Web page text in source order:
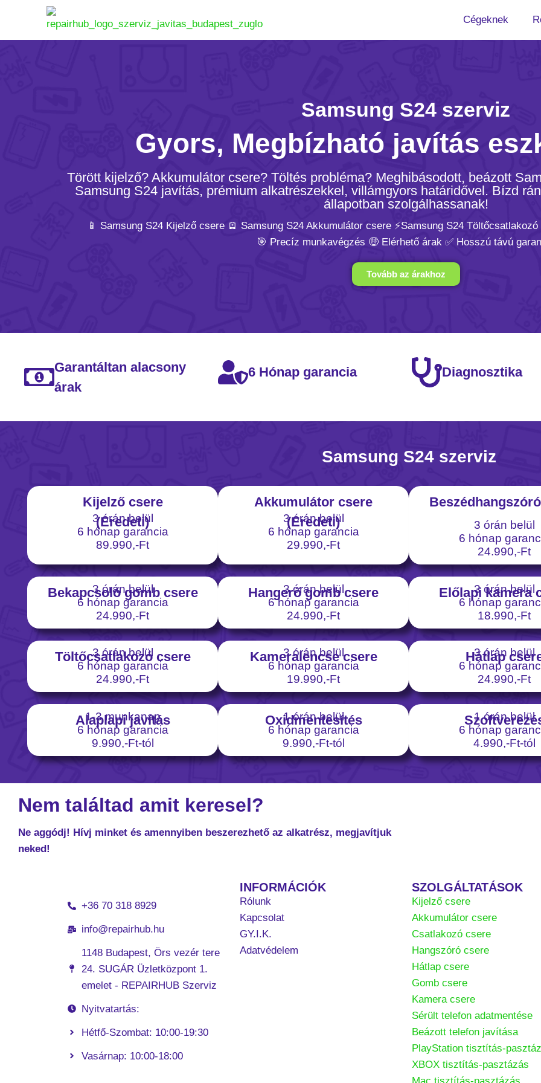
Cégeknek
Samsung S24 szerviz
Gyors, Megbízható javítás
Törött kijelző? Akkumulátor csere? Töltés probléma? Meghibásodott, beázott
Samsung S24 javítás, prémium alkatrészekkel, villámgyors határidővel. Bízd
állapotban szolgálhassanak!
📱 Samsung S24 Kijelző csere 🪫 Samsung S24 Akkumulátor csere ⚡️Samsung S24
🎯 Precíz munkavégzés 🤑 Elérhető árak ✅ Hosszú távú
Tovább az árakhoz
Garantáltan alacsony
árak
6 Hónap garancia Diagnosztika
Samsung S24 szerviz
Kijelző csere
(Eredeti)
3 órán belül
6 hónap garancia
89.990,-Ft
Akkumulátor csere
(Eredeti)
3 órán belül
6 hónap garancia
29.990,-Ft
3 órán belül
6 hónap
24.990,-Ft
Bekapcsoló gomb csere
3 órán belül
6 hónap garancia
24.990,-Ft
Hangerő gomb csere
3 órán belül
6 hónap garancia
24.990,-Ft
Előlapi kamera
3 órán belül
6 hónap
18.990,-Ft
Töltőcsatlakozó csere
3 órán belül
6 hónap garancia
24.990,-Ft
Kameralencse csere
3 órán belül
6 hónap garancia
19.990,-Ft
Hátlap
3 órán belül
6 hónap
24.990,-Ft
Alaplapi javítás
1-3 munkanap
6 hónap garancia
9.990,-Ft-tól
Oxidmentesítés
1 órán belül
6 hónap garancia
9.990,-Ft-tól
1 órán belül
6 hónap
4.990,-Ft-tól
Nem találtad amit keresel?
Ne aggódj! Hívj minket és amennyiben beszerezhető az alkatrész, megjavítjuk
neked!
+36 70 318 8929
info@repairhub.hu
1148 Budapest, Örs vezér tere
24. SUGÁR Üzletközpont 1.
emelet - REPAIRHUB Szerviz
Nyitvatartás:
Hétfő-Szombat: 10:00-19:30
Vasárnap: 10:00-18:00
INFORMÁCIÓK
Rólunk
Kapcsolat
GY.I.K.
Adatvédelem
SZOLGÁLTATÁSOK
Kijelző csere
Akkumulátor csere
Csatlakozó csere
Hangszóró csere
Hátlap csere
Gomb csere
Kamera csere
Sérült telefon adatmentése
Beázott telefon javítása
PlayStation tisztítás-
XBOX tisztítás-pasztázás